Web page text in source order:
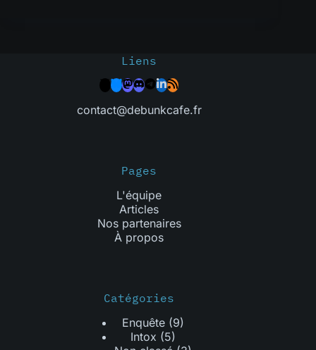
Liens
contact@debunkcafe.fr
Pages
L'équipe
Articles
Nos partenaires
À propos
Catégories
Enquête (9)
Intox (5)